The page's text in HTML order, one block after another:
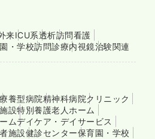
来ICU系透析訪問看護
・学校訪問診療内視鏡治験関連
療養型病院精神科病院クリニック
設特別養護老人ホーム
ムデイケア・デイサービス
施設健診センター保育園・学校